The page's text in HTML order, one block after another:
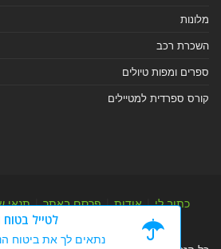
מלונות
השכרת רכב
ספרים ומפות טיולים
קורס ספרדית למטיילים
כתוב לי|אודות|פרסם באתר|תנאי
מפת אלבום
לטייל
נתאים לך את ביטוח